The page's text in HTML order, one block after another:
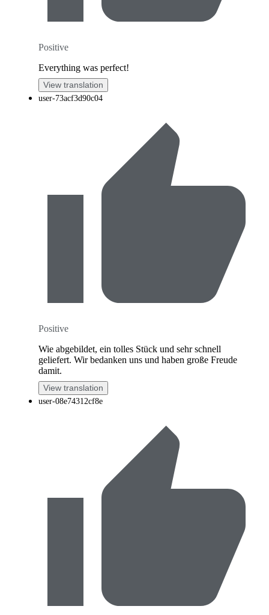
Positive
Everything was perfect!
View translation
user-73acf3d90c04
Positive
Wie abgebildet, ein tolles Stück und sehr schnell
geliefert. Wir bedanken uns und haben große Freude
damit.
View translation
user-08e74312cf8e